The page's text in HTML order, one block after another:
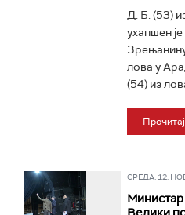
Д. Б. (53)
ухапшен
лова у
(54) из
Прочитај
СРЕДА, 12.